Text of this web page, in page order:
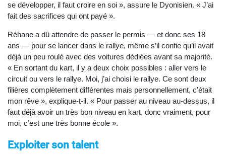
se développer, il faut croire en soi », assure le Dyonisien. « J’ai
fait des sacrifices qui ont payé ».
Réhane a dû attendre de passer le permis — et donc ses 18
ans — pour se lancer dans le rallye, même s’il confie qu’il avait
déjà un peu roulé avec des voitures dédiées avant sa majorité.
« En sortant du kart, il y a deux choix possibles : aller vers le
circuit ou vers le rallye. Moi, j’ai choisi le rallye. Ce sont deux
filières complètement différentes mais personnellement, c’était
mon rêve », explique-t-il. « Pour passer au niveau au-dessus, il
faut déjà avoir un très bon niveau en kart, donc vraiment, pour
moi, c’est une très bonne école ».
Exploiter son talent